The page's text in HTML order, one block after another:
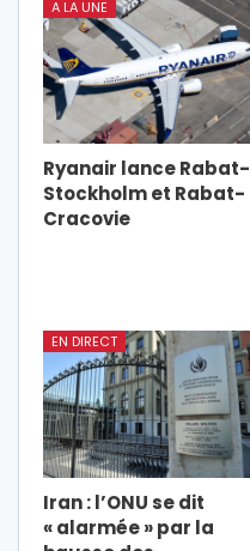
A LA UNE
Ryanair lance Rabat-
Stockholm et Rabat-
Cracovie
EN DIRECT
Iran : l’ONU se dit
« alarmée » par la